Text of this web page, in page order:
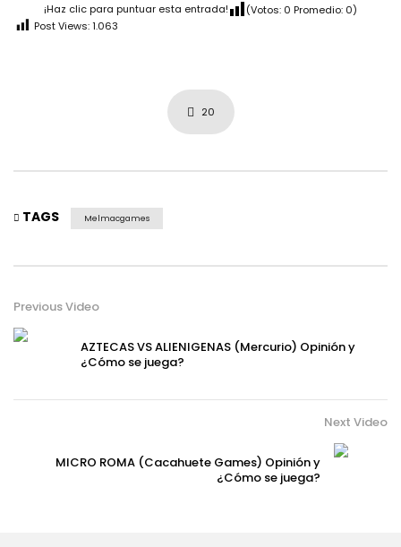
¡Haz clic para puntuar esta entrada! (Votos: 0 Promedio: 0)
Post Views:1.063
20
TAGS Melmacgames
Previous Video
AZTECAS VS ALIENIGENAS (Mercurio) Opinión y
¿Cómo se juega?
Next Video
MICRO ROMA (Cacahuete Games) Opinión y
¿Cómo se juega?